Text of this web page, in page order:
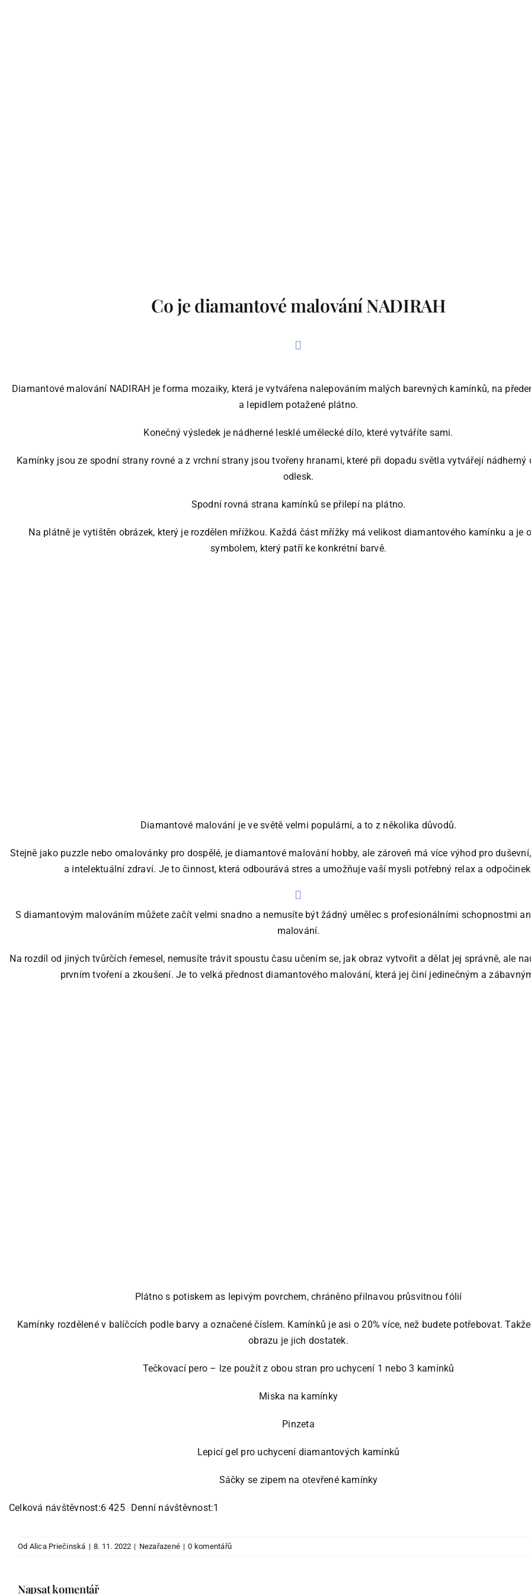
Co je diamantové malování NADIRAH
Diamantové malování NADIRAH je forma mozaiky, která je vytvářena nalepováním malých barevných kamínků, na
a lepidlem potažené plátno.
Konečný výsledek je nádherné lesklé umělecké dílo, které vytváříte sami.
Kamínky jsou ze spodní strany rovné a z vrchní strany jsou tvořeny hranami, které při dopadu světla vytvářejí nádherný
odlesk.
Spodní rovná strana kamínků se přilepí na plátno.
Na plátně je vytištěn obrázek, který je rozdělen mřížkou. Každá část mřížky má velikost diamantového kamínku a je
symbolem, který patří ke konkrétní barvě.
Diamantové malování je ve světě velmi populární, a to z několika důvodů.
Stejně jako puzzle nebo omalovánky pro dospělé, je diamantové malování hobby, ale zároveň má více výhod pro
a intelektuální zdraví. Je to činnost, která odbourává stres a umožňuje vaší mysli potřebný relax a
S diamantovým malováním můžete začít velmi snadno a nemusíte být žádný umělec s profesionálními schopnostmi
malování.
Na rozdíl od jiných tvůrčích řemesel, nemusíte trávit spoustu času učením se, jak obraz vytvořit a dělat jej správně, ale
prvním tvoření a zkoušení. Je to velká přednost diamantového malování, která jej činí jedinečným a
Plátno s potiskem as lepivým povrchem, chráněno přilnavou průsvitnou fólií
Kamínky rozdělené v balíčcích podle barvy a označené číslem. Kamínků je asi o 20% více, než budete potřebovat.
obrazu je jich dostatek.
Tečkovací pero – lze použít z obou stran pro uchycení 1 nebo 3 kamínků
Miska na kamínky
Pinzeta
Lepicí gel pro uchycení diamantových kamínků
Sáčky se zipem na otevřené kamínky
Celková návštěvnost:6 425 Denní návštěvnost:1
Od Alica Priečinská | 8. 11. 2022 | Nezařazené | 0 komentářů
Napsat komentář